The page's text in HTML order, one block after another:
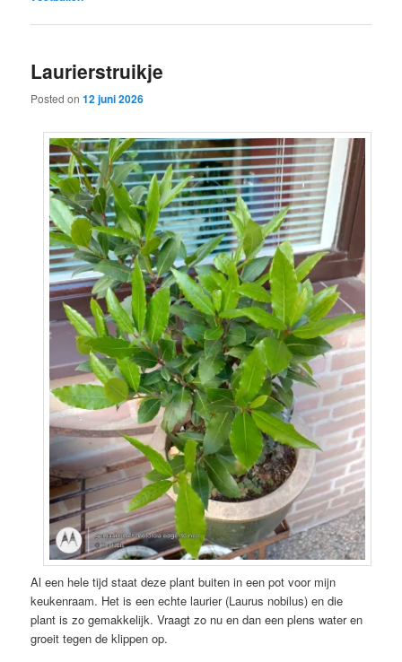
Laurierstruikje
Posted on12 juni 2026
Al een hele tijd staat deze plant buiten in een pot voor mijn
keukenraam. Het is een echte laurier (Laurus nobilus) en die
plant is zo gemakkelijk. Vraagt zo nu en dan een plens water en
groeit tegen de klippen op.